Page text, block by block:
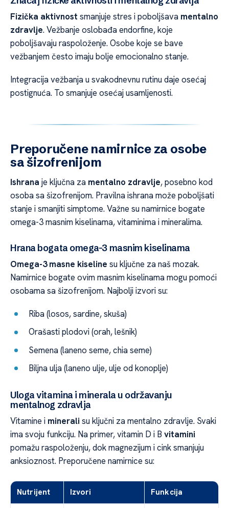
Fizička aktivnost smanjuje stres i poboljšava mentalno
zdravlje. Vežbanje oslobađa endorfine, koje
poboljšavaju raspoloženje. Osobe koje se bave
vežbanjem često imaju bolje emocionalno stanje.
Integracija vežbanja u svakodnevnu rutinu daje osećaj
postignuća. To smanjuje osećaj usamljenosti.
Preporučene namirnice za osobe
sa šizofrenijom
Ishrana je ključna za mentalno zdravlje, posebno kod
osoba sa šizofrenijom. Pravilna ishrana može poboljšati
stanje i smanjiti simptome. Važne su namirnice bogate
omega-3 masnim kiselinama, vitaminima i mineralima.
Hrana bogata omega-3 masnim kiselinama
Omega-3 masne kiseline su ključne za naš mozak.
Namirnice bogate ovim masnim kiselinama mogu pomoći
osobama sa šizofrenijom. Najbolji izvori su:
Riba (losos, sardine, skuša)
Orašasti plodovi (orah, lešnik)
Semena (laneno seme, chia seme)
Biljna ulja (laneno ulje, ulje od konoplje)
Uloga vitamina i minerala u održavanju
mentalnog zdravlja
Vitamine i minerali su ključni za mentalno zdravlje. Svaki
ima svoju funkciju. Na primer, vitamin D i B vitamini
pomažu raspoloženju, dok magnezijum i cink smanjuju
anksioznost. Preporučene namirnice su:
Nutrijent Izvori Funkcija